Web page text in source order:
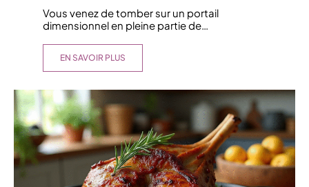
Vous venez de tomber sur un portail
dimensionnel en pleine partie de…
EN SAVOIR PLUS